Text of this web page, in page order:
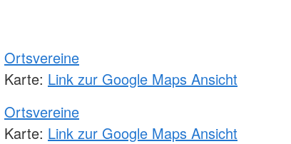
Ortsvereine
Karte: Link zur Google Maps Ansicht
Ortsvereine
Karte: Link zur Google Maps Ansicht